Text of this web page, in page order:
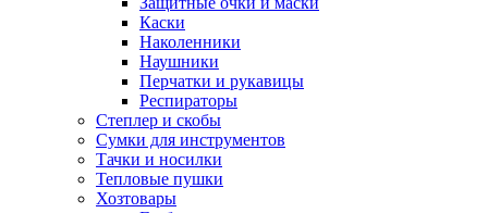
Каски
Наколенники
Наушники
Перчатки и рукавицы
Респираторы
Степлер и скобы
Сумки для инструментов
Тачки и носилки
Тепловые пушки
Хозтовары